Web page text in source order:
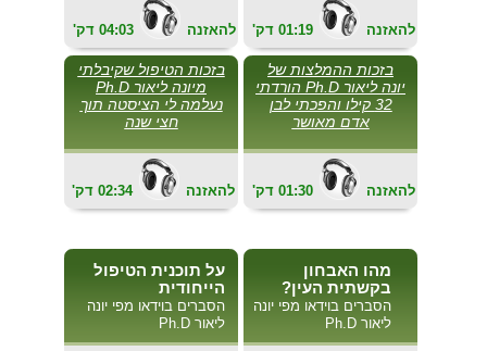
'דק 04:03 להאזנה 'דק 01:19 להאזנה
בזכות הטיפול שקיבלתי
מיונה ליאור Ph.D
נעלמה לי הציסטה תוך
חצי שנה
02:34 להאזנה
בזכות ההמלצות של
יונה ליאור Ph.D הורדתי
32 קילו והפכתי לבן
אדם מאושר
'דק 01:30 להאזנה
על תוכנית הטיפול
הייחודית
הסברים בוידאו מפי יונה
ליאור Ph.D
מהו האבחון
בקשתית העין?
הסברים בוידאו מפי יונה
ליאור Ph.D